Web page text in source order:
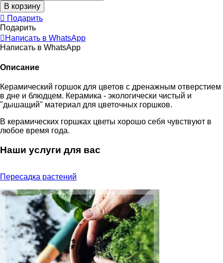
Подарить
Подарить
Написать в WhatsApp
Написать в WhatsApp
Описание
Керамический горшок для цветов c дренажным отверстием
в дне и блюдцем. Керамика - экологически чистый и
"дышащий" материал для цветочных горшков.
В керамических горшках цветы хорошо себя чувствуют в
любое время года.
Наши услуги для вас
Пересадка растений